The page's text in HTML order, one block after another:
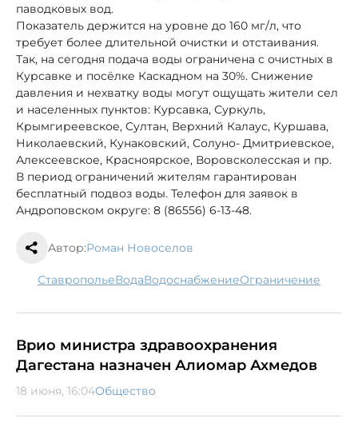
паводковых вод.
Показатель держится на уровне до 160 мг/л, что
требует более длительной очистки и отстаивания.
Так, на сегодня подача воды ограничена с очистных в
Курсавке и посёлке Каскадном на 30%. Снижение
давления и нехватку воды могут ощущать жители сел
и населенных пунктов: Курсавка, Суркуль,
Крымгиреевское, Султан, Верхний Калаус, Куршава,
Николаевский, Кунаковский, Солуно- Дмитриевское,
Алексеевское, Красноярское, Воровсколесская и пр.
В период ограничений жителям гарантирован
бесплатный подвоз воды. Телефон для заявок в
Андроповском округе: 8 (86556) 6-13-48.
Автор:Роман Новоселов
Ставрополье вода водоснабжение ограничение
Врио министра здравоохранения
Дагестана назначен Алиомар Ахмедов
18 июня, 16:04Общество